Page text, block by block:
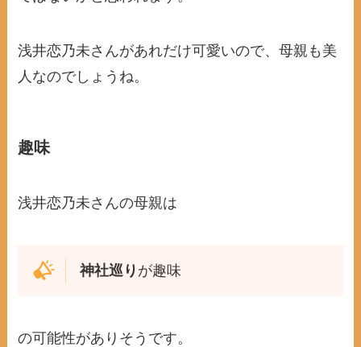
浅井恋乃未さんがあれだけ可愛いので、母親も美
人なのでしょうね。
趣味
浅井恋乃未さんの母親は
神社巡り が趣味
の可能性がありそうです。